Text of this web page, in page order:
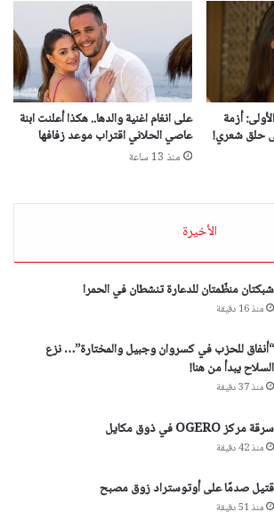
أزمة
حلق شعري!
على انغام اغنية والدها.. هكذا أعلنت ابنة
عاصي الحلاني اقتراب موعد زفافها
منذ 13 ساعة
الأخيرة
شبكتان منظّمتان للدعارة تنشطان في الحمرا
منذ 16 دقيقة
“أنفاق للحزب في كسروان وجبيل والمختارة”… نزع
السلاح يبدأ من هنا!
منذ 37 دقيقة
سرقة مركز OGERO في ذوق مكايل
منذ 42 دقيقة
قتيل صدمًا على أوتوستراد زوق مصبح
منذ 51 دقيقة